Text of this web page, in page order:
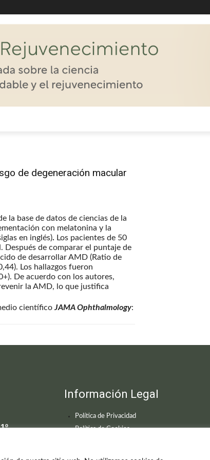
de degeneración macular
la base de datos de ciencias de la
con melatonina y la
en inglés). Los pacientes de 50
Después de comparar el puntaje de
de desarrollar AMD (Ratio de
Los hallazgos fueron
De acuerdo con los autores,
la AMD, lo que justifica
científico JAMA Ophthalmology:
Información Legal
Política de Privacidad
Política de Cookies